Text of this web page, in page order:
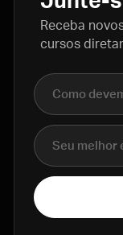
Receba
cursos
Nome completo
E-mail